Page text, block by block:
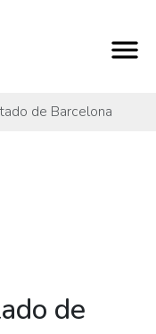
de Barcelona
de